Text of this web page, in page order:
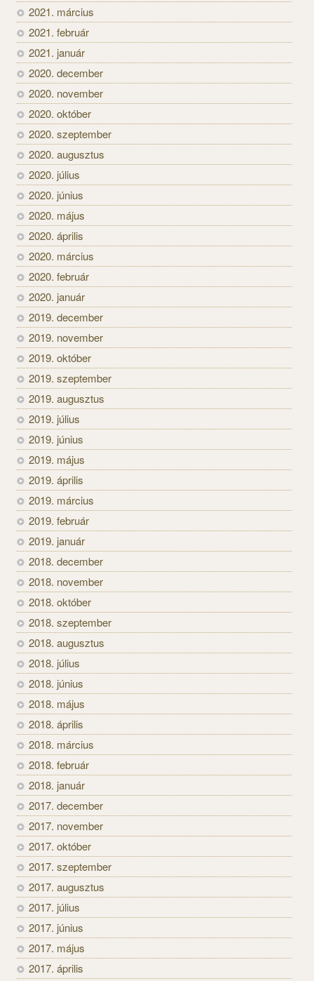
2021. március
2021. február
2021. január
2020. december
2020. november
2020. október
2020. szeptember
2020. augusztus
2020. július
2020. június
2020. május
2020. április
2020. március
2020. február
2020. január
2019. december
2019. november
2019. október
2019. szeptember
2019. augusztus
2019. július
2019. június
2019. május
2019. április
2019. március
2019. február
2019. január
2018. december
2018. november
2018. október
2018. szeptember
2018. augusztus
2018. július
2018. június
2018. május
2018. április
2018. március
2018. február
2018. január
2017. december
2017. november
2017. október
2017. szeptember
2017. augusztus
2017. július
2017. június
2017. május
2017. április